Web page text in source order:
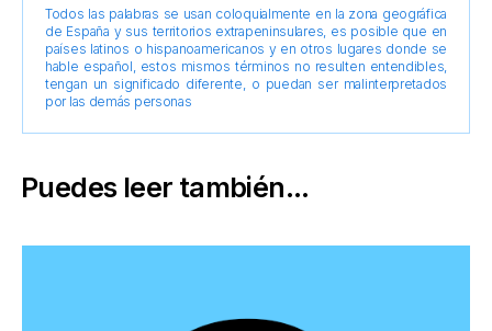
Todos las palabras se usan coloquialmente en la zona geográfica
de España y sus territorios extrapeninsulares, es posible que en
países latinos o hispanoamericanos y en otros lugares donde se
hable español, estos mismos términos no resulten entendibles,
tengan un significado diferente, o puedan ser malinterpretados
por las demás personas
Puedes leer también...